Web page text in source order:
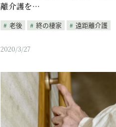
離介護を…
老後 終の棲家 遠距離介護
2020/3/27